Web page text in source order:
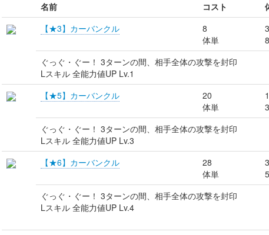
名前 コスト
【★3】カーバンクル
8
体単
ぐっぐ・ぐー！ 3ターンの間、相手全体の攻撃を封印
Lスキル 全能力値UP Lv.1
【★5】カーバンクル
20
体単
ぐっぐ・ぐー！ 3ターンの間、相手全体の攻撃を封印
Lスキル 全能力値UP Lv.3
【★6】カーバンクル
28
体単
ぐっぐ・ぐー！ 3ターンの間、相手全体の攻撃を封印
Lスキル 全能力値UP Lv.4